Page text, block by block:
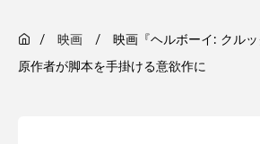
映画 映画『ヘルボーイ: クル
原作者が脚本を手掛ける意欲作に